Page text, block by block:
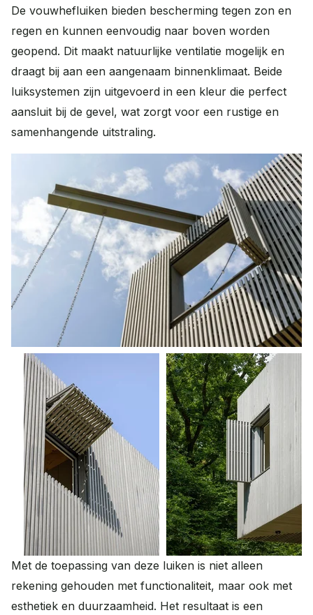
De vouwhefluiken bieden bescherming tegen zon en
regen en kunnen eenvoudig naar boven worden
geopend. Dit maakt natuurlijke ventilatie mogelijk en
draagt bij aan een aangenaam binnenklimaat. Beide
luiksystemen zijn uitgevoerd in een kleur die perfect
aansluit bij de gevel, wat zorgt voor een rustige en
samenhangende uitstraling.
Met de toepassing van deze luiken is niet alleen
rekening gehouden met functionaliteit, maar ook met
esthetiek en duurzaamheid. Het resultaat is een